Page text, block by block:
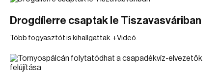
Drogdílerre csaptak le Tiszavasváriban
Több fogyasztót is kihallgattak. +Videó.